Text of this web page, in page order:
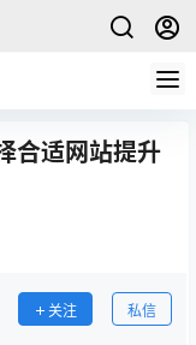
合适网站提升
关注 私信